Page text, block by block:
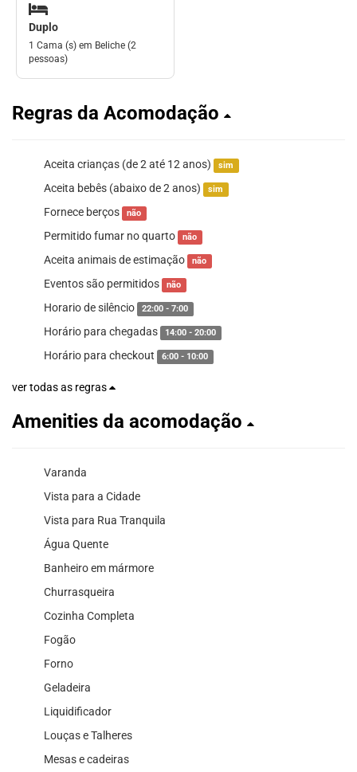
Duplo
1 Cama (s) em Beliche (2
pessoas)
Regras da Acomodação
Aceita crianças (de 2 até 12 anos) sim
Aceita bebês (abaixo de 2 anos) sim
Fornece berços não
Permitido fumar no quarto não
Aceita animais de estimação não
Eventos são permitidos não
Horario de silêncio 22:00 - 7:00
Horário para chegadas 14:00 - 20:00
Horário para checkout 6:00 - 10:00
ver todas as regras
Amenities da acomodação
Varanda
Vista para a Cidade
Vista para Rua Tranquila
Água Quente
Banheiro em mármore
Churrasqueira
Cozinha Completa
Fogão
Forno
Geladeira
Liquidificador
Louças e Talheres
Mesas e cadeiras